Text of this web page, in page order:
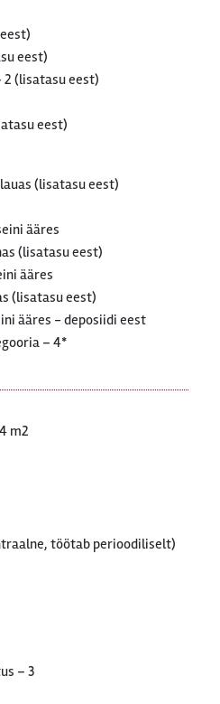
eest)
(lisatasu eest)
eest)
(lisatasu eest)
ääres
(lisatasu eest)
ääres
(lisatasu eest)
ääres - deposiidi eest
– 4*
m2
töötab perioodiliselt)
– 3